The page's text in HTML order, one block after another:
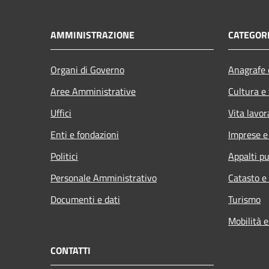
AMMINISTRAZIONE
Organi di Governo
Aree Amministrative
Uffici
Enti e fondazioni
Politici
Personale Amministrativo
Documenti e dati
Cultura
Vita
Imprese
Appalti
Catasto
Turismo
Mobilità
CONTATTI